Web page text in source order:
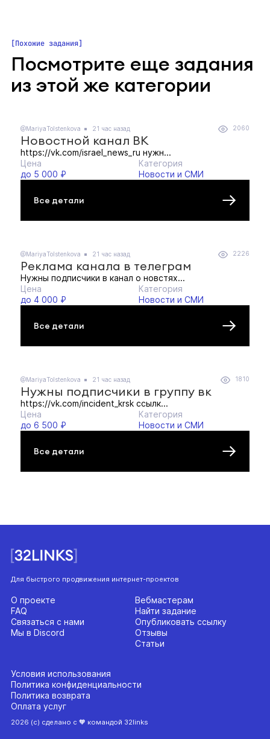
Похожие задания
Посмотрите еще задания
из этой же категории
@MariyaTolstenkova 21 час назад 2060
Новостной канал ВК
https://vk.com/israel_news_ru нужн...
Цена
до 5 000 ₽
Категория
Новости и СМИ
Все детали
@MariyaTolstenkova 21 час назад 2226
Реклама канала в телеграм
Нужны подписчики в канал о новстях...
Цена
до 4 000 ₽
Категория
Новости и СМИ
Все детали
@MariyaTolstenkova 21 час назад 1810
Нужны подписчики в группу вк
https://vk.com/incident_krsk ссылк...
Цена
до 6 500 ₽
Категория
Новости и СМИ
Все детали
Для быстрого продвижения интернет-проектов
Вебмастерам
Найти задание
Опубликовать ссылку
Отзывы
Статьи
О проекте
FAQ
Связаться с нами
Мы в Discord
Условия использования
Политика конфиденциальности
Политика возврата
Оплата услуг
2026 (с) сделано с 🧡 командой 32links